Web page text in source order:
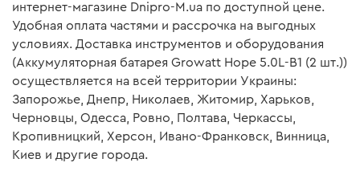
интернет-магазине Dnipro-M.ua по доступной цене.
Удобная оплата частями и рассрочка на выгодных
условиях. Доставка инструментов и оборудования
(Аккумуляторная батарея Growatt Hope 5.0L-B1 (2 шт.))
осуществляется на всей территории Украины:
Запорожье, Днепр, Николаев, Житомир, Харьков,
Черновцы, Одесса, Ровно, Полтава, Черкассы,
Кропивницкий, Херсон, Ивано-Франковск, Винница,
Киев и другие города.